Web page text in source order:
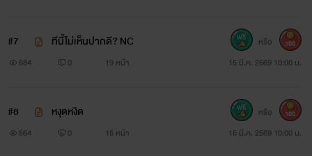
#7 ทีนี้ไม่เห็นปากดี? NC
684 0 19 หน้า 15 มี.ค. 2569 10:00 น.
หรือ 300
#8 หงุดหงิด
564 0 15 หน้า 15 มี.ค. 2569 10:00 น.
หรือ 300